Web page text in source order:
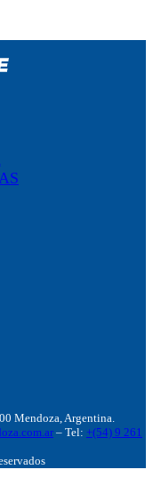
Mendoza, Argentina.
– Tel: +(54) 9 261